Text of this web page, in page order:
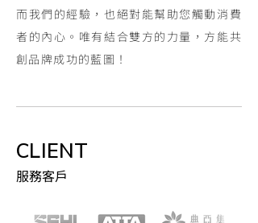
而我們的經驗，也絕對能幫助您觸動消費
者的內心。唯有結合雙方的力量，方能共
創品牌成功的藍圖！
CLIENT
服務客戶